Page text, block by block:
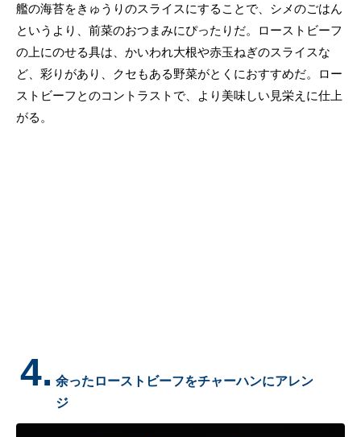
艦の海苔をきゅうりのスライスにすることで、シメのごはん
というより、前菜のおつまみにぴったりだ。ローストビーフ
の上にのせる具は、かいわれ大根や赤玉ねぎのスライスな
ど、彩りがあり、クセもある野菜がとくにおすすめだ。ロー
ストビーフとのコントラストで、より美味しい見栄えに仕上
がる。
4. 余ったローストビーフをチャーハンにアレン
ジ